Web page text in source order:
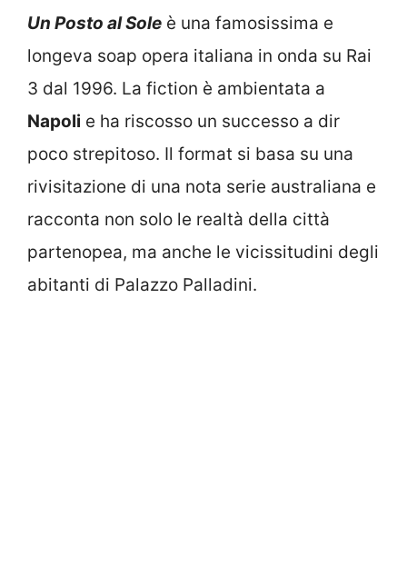
Un Posto al Sole è una famosissima e
longeva soap opera italiana in onda su Rai
3 dal 1996. La fiction è ambientata a
Napoli e ha riscosso un successo a dir
poco strepitoso. Il format si basa su una
rivisitazione di una nota serie australiana e
racconta non solo le realtà della città
partenopea, ma anche le vicissitudini degli
abitanti di Palazzo Palladini.